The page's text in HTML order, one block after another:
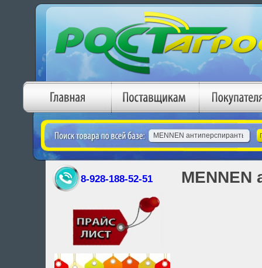
8-928-188-52-51 MENNEN